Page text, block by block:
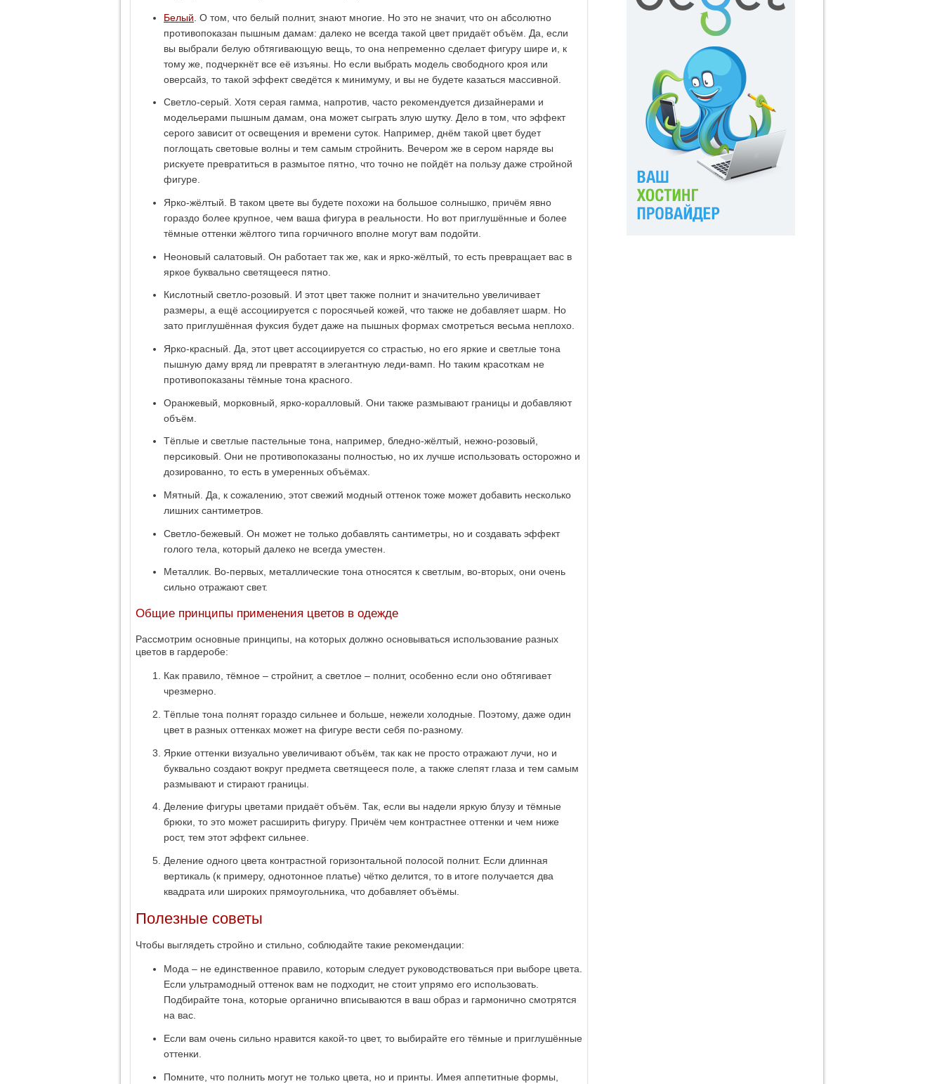
Белый . О том, что белый полнит, знают многие. Но это не значит, что он абсолютно
противопоказан пышным дамам: далеко не всегда такой цвет придаёт объём. Да, если
вы выбрали белую обтягивающую вещь, то она непременно сделает фигуру шире и, к
тому же, подчеркнёт все её изъяны. Но если выбрать модель свободного кроя или
оверсайз, то такой эффект сведётся к минимуму, и вы не будете казаться массивной.
Светло-серый. Хотя серая гамма, напротив, часто рекомендуется дизайнерами и
модельерами пышным дамам, она может сыграть злую шутку. Дело в том, что эффект
серого зависит от освещения и времени суток. Например, днём такой цвет будет
поглощать световые волны и тем самым стройнить. Вечером же в сером наряде вы
рискуете превратиться в размытое пятно, что точно не пойдёт на пользу даже стройной
фигуре.
Ярко-жёлтый. В таком цвете вы будете похожи на большое солнышко, причём явно
гораздо более крупное, чем ваша фигура в реальности. Но вот приглушённые и более
тёмные оттенки жёлтого типа горчичного вполне могут вам подойти.
Неоновый салатовый. Он работает так же, как и ярко-жёлтый, то есть превращает вас в
яркое буквально светящееся пятно.
Кислотный светло-розовый. И этот цвет также полнит и значительно увеличивает
размеры, а ещё ассоциируется с поросячьей кожей, что также не добавляет шарм. Но
зато приглушённая фуксия будет даже на пышных формах смотреться весьма неплохо.
Ярко-красный. Да, этот цвет ассоциируется со страстью, но его яркие и светлые тона
пышную даму вряд ли превратят в элегантную леди-вамп. Но таким красоткам не
противопоказаны тёмные тона красного.
Оранжевый, морковный, ярко-коралловый. Они также размывают границы и добавляют
объём.
Тёплые и светлые пастельные тона, например, бледно-жёлтый, нежно-розовый,
персиковый. Они не противопоказаны полностью, но их лучше использовать осторожно и
дозированно, то есть в умеренных объёмах.
Мятный. Да, к сожалению, этот свежий модный оттенок тоже может добавить несколько
лишних сантиметров.
Светло-бежевый. Он может не только добавлять сантиметры, но и создавать эффект
голого тела, который далеко не всегда уместен.
Металлик. Во-первых, металлические тона относятся к светлым, во-вторых, они очень
сильно отражают свет.
Общие принципы применения цветов в одежде
Рассмотрим основные принципы, на которых должно основываться использование разных
цветов в гардеробе:
Как правило, тёмное – стройнит, а светлое – полнит, особенно если оно обтягивает
чрезмерно.
Тёплые тона полнят гораздо сильнее и больше, нежели холодные. Поэтому, даже один
цвет в разных оттенках может на фигуре вести себя по-разному.
Яркие оттенки визуально увеличивают объём, так как не просто отражают лучи, но и
буквально создают вокруг предмета светящееся поле, а также слепят глаза и тем самым
размывают и стирают границы.
Деление фигуры цветами придаёт объём. Так, если вы надели яркую блузу и тёмные
брюки, то это может расширить фигуру. Причём чем контрастнее оттенки и чем ниже
рост, тем этот эффект сильнее.
Деление одного цвета контрастной горизонтальной полосой полнит. Если длинная
вертикаль (к примеру, однотонное платье) чётко делится, то в итоге получается два
квадрата или широких прямоугольника, что добавляет объёмы.
Полезные советы
Чтобы выглядеть стройно и стильно, соблюдайте такие рекомендации:
Мода – не единственное правило, которым следует руководствоваться при выборе цвета.
Если ультрамодный оттенок вам не подходит, не стоит упрямо его использовать.
Подбирайте тона, которые органично вписываются в ваш образ и гармонично смотрятся
на вас.
Если вам очень сильно нравится какой-то цвет, то выбирайте его тёмные и приглушённые
оттенки.
Помните, что полнить могут не только цвета, но и принты. Имея аппетитные формы,